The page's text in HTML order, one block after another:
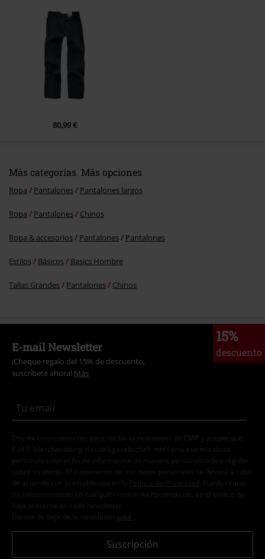
80,99 €
Más categorías. Más opciones
Ropa Pantalones Pantalones largos
Ropa Pantalones Chinos
Ropa & accesorios Pantalones Pantalones
Estilos Básicos Basics Hombre
Tallas Grandes Pantalones Chinos
15%
descuento
E-mail Newsletter
¡Cheque regalo del 15% de descuento,
suscríbete ahora! Más
Doy mi consentimiento para recibir la newsletter de EMP y acepto que
E.M.P. Merchandising Handelsgesellschaft mbH procese mis datos
personales con el fin de informarme de manera personalizada y regular
sobre su oferta. El tratamiento de mis datos personales se llevará a cabo
de acuerdo con lo establecido en la
Política de Privacidad . Puedo retirar
mi consentimiento en cualquier momento haciendo clic en el enlace de
baja presente en cada newsletter.
Darme de baja de la newsletter
aquí
Suscripción